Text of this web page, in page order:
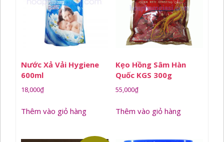
Nước Xả Vải Hygiene
600ml
18,000₫
Thêm vào giỏ hàng
Kẹo Hồng Sâm Hàn
Quốc KGS 300g
55,000₫
Thêm vào giỏ hàng